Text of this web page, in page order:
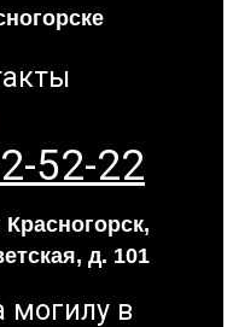
52-22
д. 101